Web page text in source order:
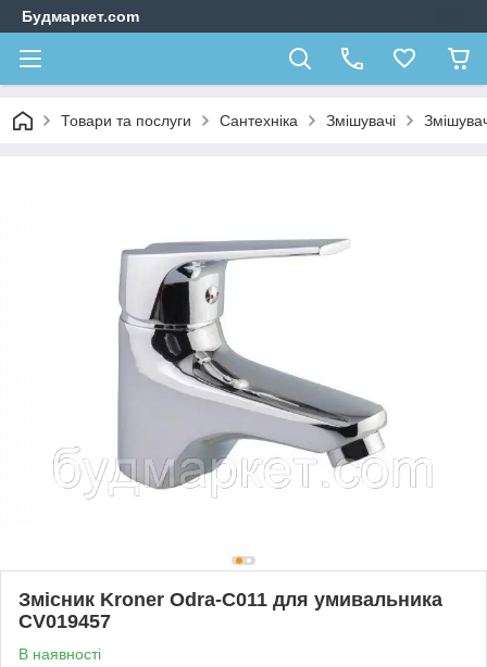
Будмаркет.com
Товари та послуги Сантехніка Змішувачі
Змісник Kroner Odra-C011 для умивальника
CV019457
В наявності